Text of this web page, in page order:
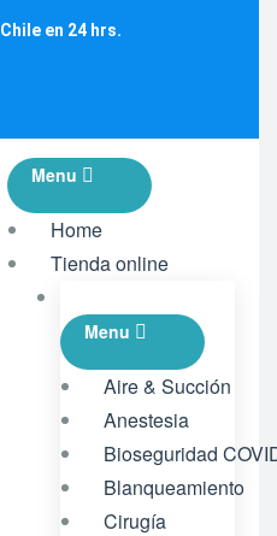
Chile en 24 hrs.
Menu
Home
Tienda online
Menu
Aire & Succión
Anestesia
Bioseguridad
Blanqueamiento
Cirugía